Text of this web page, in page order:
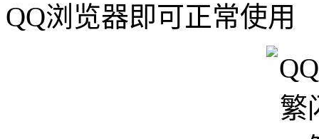
QQ浏览器即可正常使用